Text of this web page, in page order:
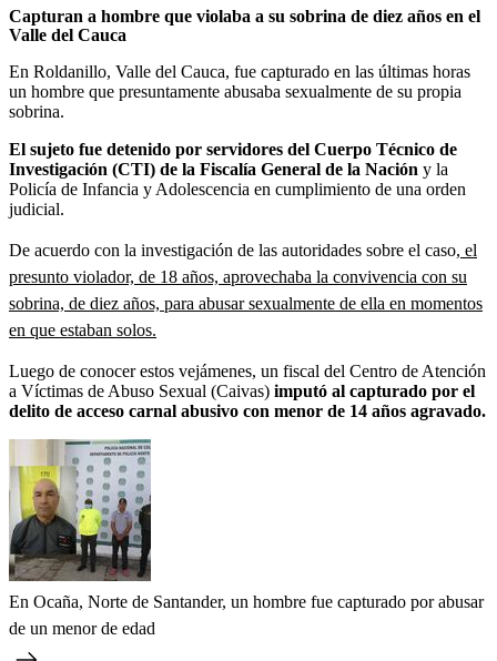
Capturan a hombre que violaba a su sobrina de diez años en el
Valle del Cauca
En Roldanillo, Valle del Cauca, fue capturado en las últimas horas
un hombre que presuntamente abusaba sexualmente de su propia
sobrina.
El sujeto fue detenido por servidores del Cuerpo Técnico de
Investigación (CTI) de la Fiscalía General de la Nación y la
Policía de Infancia y Adolescencia en cumplimiento de una orden
judicial.
De acuerdo con la investigación de las autoridades sobre el caso, el
presunto violador, de 18 años, aprovechaba la convivencia con su
sobrina, de diez años, para abusar sexualmente de ella en momentos
en que estaban solos.
Luego de conocer estos vejámenes, un fiscal del Centro de Atención
a Víctimas de Abuso Sexual (Caivas) imputó al capturado por el
delito de acceso carnal abusivo con menor de 14 años agravado.
En Ocaña, Norte de Santander, un hombre fue capturado por abusar
de un menor de edad